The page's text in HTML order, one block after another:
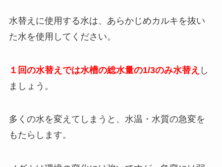
水替えに使用する水は、あらかじめカルキを抜い
た水を使用してください。
１回の水替えでは水槽の総水量の1/3のみ水替え し
ましょう。
多くの水を変えてしまうと、水温・水質の急変を
もたらします。